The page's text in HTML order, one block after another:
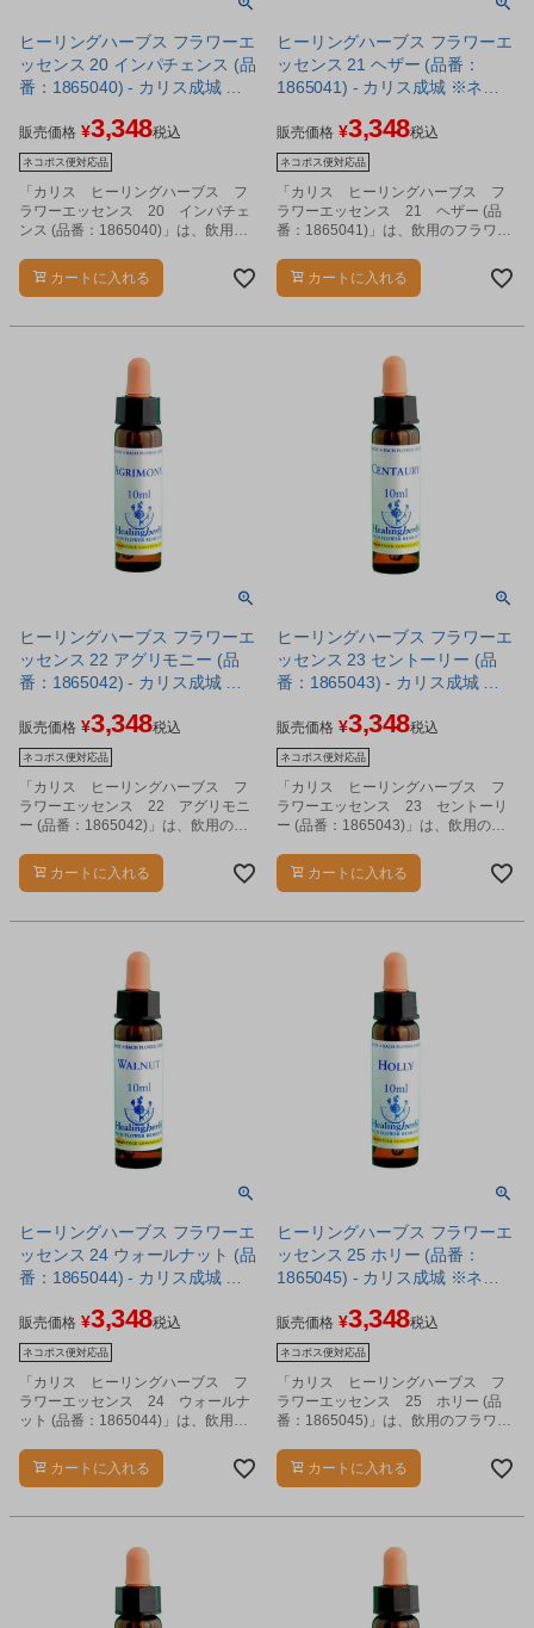
ヒーリングハーブス フラワーエ
ッセンス 20 インパチェンス (品
番：1865040) - カリス成城 ※
販売価格 ¥3,348税込
ネコポス便対応品
「カリス ヒーリングハーブス フ
ラワーエッセンス 20 インパチェ
ンス (品番：1865040)」は、飲用の
カートに入れる
ヒーリングハーブス フラワーエ
ッセンス 21 ヘザー (品番：
1865041) - カリス成城 ※ネコ
販売価格 ¥3,348税込
ネコポス便対応品
「カリス ヒーリングハーブス フ
ラワーエッセンス 21 ヘザー (品
番：1865041)」は、飲用のフラワー
カートに入れる
ヒーリングハーブス フラワーエ
ッセンス 22 アグリモニー (品
番：1865042) - カリス成城 ※
販売価格 ¥3,348税込
ネコポス便対応品
「カリス ヒーリングハーブス フ
ラワーエッセンス 22 アグリモニ
ー (品番：1865042)」は、飲用のフ
カートに入れる
ヒーリングハーブス フラワーエ
ッセンス 23 セントーリー (品
番：1865043) - カリス成城 ※
販売価格 ¥3,348税込
ネコポス便対応品
「カリス ヒーリングハーブス フ
ラワーエッセンス 23 セントーリ
ー (品番：1865043)」は、飲用のフ
カートに入れる
ヒーリングハーブス フラワーエ
ッセンス 24 ウォールナット (品
番：1865044) - カリス成城 ※
販売価格 ¥3,348税込
ネコポス便対応品
「カリス ヒーリングハーブス フ
ラワーエッセンス 24 ウォールナ
ット (品番：1865044)」は、飲用の
カートに入れる
ヒーリングハーブス フラワーエ
ッセンス 25 ホリー (品番：
1865045) - カリス成城 ※ネコ
販売価格 ¥3,348税込
ネコポス便対応品
「カリス ヒーリングハーブス フ
ラワーエッセンス 25 ホリー (品
番：1865045)」は、飲用のフラワー
カートに入れる